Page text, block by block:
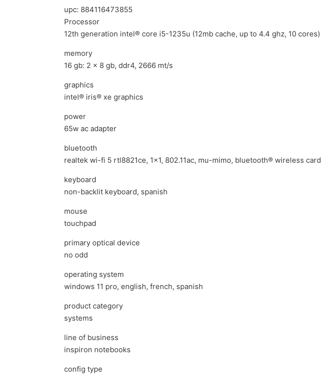
upc: 884116473855
Processor
12th generation intel® core i5-1235u (12mb cache, up to 4.4 ghz, 10 cores)
memory
16 gb: 2 x 8 gb, ddr4, 2666 mt/s
graphics
intel® iris® xe graphics
power
65w ac adapter
bluetooth
realtek wi-fi 5 rtl8821ce, 1×1, 802.11ac, mu-mimo, bluetooth® wireless card
keyboard
non-backlit keyboard, spanish
mouse
touchpad
primary optical device
no odd
operating system
windows 11 pro, english, french, spanish
product category
systems
line of business
inspiron notebooks
config type